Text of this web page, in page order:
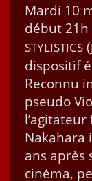
Mar­di 10
début
STYLISTICS (
dis­posi­tif
Recon­nu
pseu­do
Naka­hara
ans après
ciné­ma,